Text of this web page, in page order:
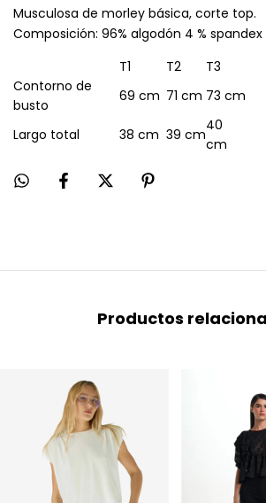
Musculosa de morley básica, corte top.
Composición: 96% algodón 4 % spandex
T1
T2
T3
Contorno de
busto
69 cm 71 cm 73 cm
Largo total 38 cm 39 cm
40
cm
Productos